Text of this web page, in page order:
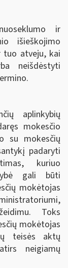
ir
išieškojimo
tuo atveju, kai
neišdėstyti
aplinkybių
mokesčio
su mokesčių
padaryti
kuriuo
gali būti
mokėtojas
Toks
mokėtojas
teisės aktų
neigiamų